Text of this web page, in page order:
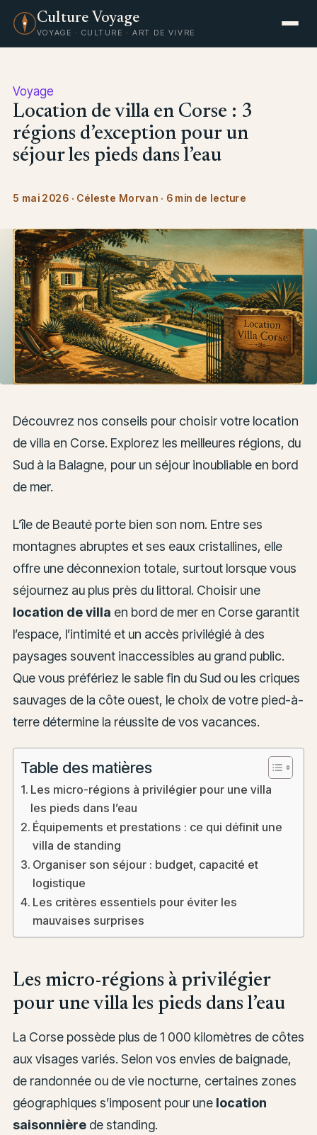
Culture Voyage
VOYAGE · CULTURE · ART DE VIVRE
Voyage
Location de villa en Corse : 3
régions d’exception pour un
séjour les pieds dans l’eau
5 mai 2026 · Céleste Morvan · 6 min de lecture
Découvrez nos conseils pour choisir votre location
de villa en Corse. Explorez les meilleures régions, du
Sud à la Balagne, pour un séjour inoubliable en bord
de mer.
L’île de Beauté porte bien son nom. Entre ses
montagnes abruptes et ses eaux cristallines, elle
offre une déconnexion totale, surtout lorsque vous
séjournez au plus près du littoral. Choisir une
location de villa en bord de mer en Corse garantit
l’espace, l’intimité et un accès privilégié à des
paysages souvent inaccessibles au grand public.
Que vous préfériez le sable fin du Sud ou les criques
sauvages de la côte ouest, le choix de votre pied-à-
terre détermine la réussite de vos vacances.
Table des matières
Les micro-régions à privilégier pour une villa
les pieds dans l’eau
Équipements et prestations : ce qui définit une
villa de standing
Organiser son séjour : budget, capacité et
logistique
Les critères essentiels pour éviter les
mauvaises surprises
Les micro-régions à privilégier
pour une villa les pieds dans l’eau
La Corse possède plus de 1 000 kilomètres de côtes
aux visages variés. Selon vos envies de baignade,
de randonnée ou de vie nocturne, certaines zones
géographiques s’imposent pour une location
saisonnièrede standing.